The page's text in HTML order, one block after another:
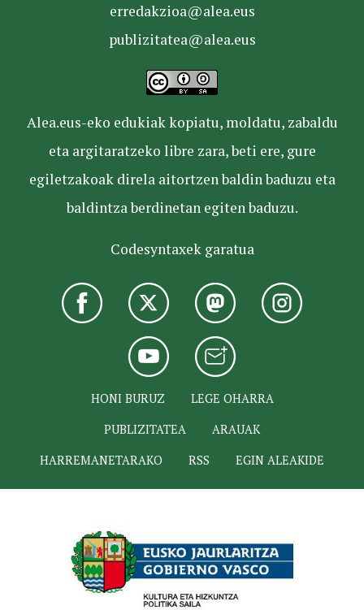
erredakzioa@alea.eus
publizitatea@alea.eus
Alea.eus-eko edukiak kopiatu, moldatu, zabaldu
eta argitaratzeko libre zara, beti ere, gure
egiletzakoak direla aitortzen baldin baduzu eta
baldintza berdinetan egiten baduzu.
Codesyntaxek garatua
HONI BURUZ
LEGE OHARRA
PUBLIZITATEA
ARAUAK
HARREMANETARAKO
RSS EGIN ALEAKIDE